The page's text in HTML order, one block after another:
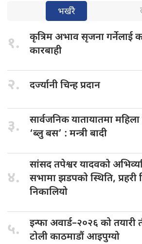
भर्खरै
१. कृत्रिम अभावसृजना गर्नेलाई
कारबाही
२. दर्ज्यानी चिन्हप्रदान
३. सार्वजनिक यातायातमामहिला
‘ब्लु बस’ : मन्त्री बादी
४.
सांसद तपेश्वरयादवको
सभामा झडपको स्थिति, प्रहरी
निकालियो
५. इन्फा अवार्ड–२०२६ को
टोली काठमाडौं आइपुग्यो